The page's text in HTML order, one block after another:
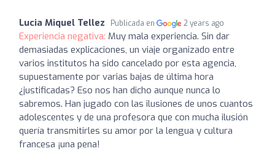
Lucia Miquel Tellez Publicada en 2 years ago
Experiencia negativa: Muy mala experiencia. Sin dar
demasiadas explicaciones, un viaje organizado entre
varios institutos ha sido cancelado por esta agencia,
supuestamente por varias bajas de última hora
¿justificadas? Eso nos han dicho aunque nunca lo
sabremos. Han jugado con las ilusiones de unos cuantos
adolescentes y de una profesora que con mucha ilusión
quería transmitirles su amor por la lengua y cultura
francesa ¡una pena!